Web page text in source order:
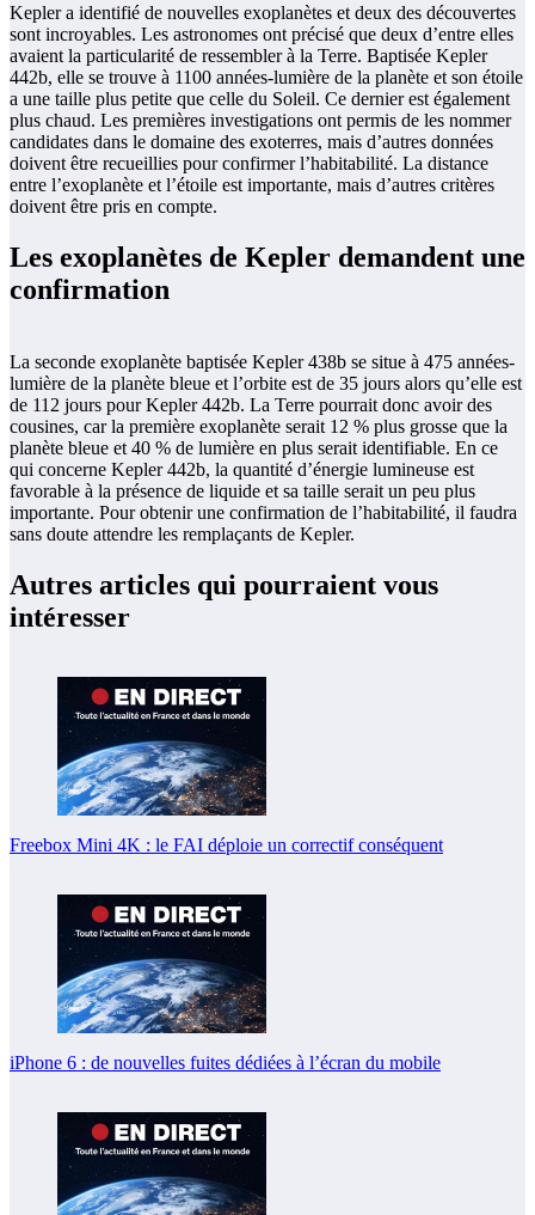
Kepler a identifié de nouvelles exoplanètes et deux des découvertes
sont incroyables. Les astronomes ont précisé que deux d’entre elles
avaient la particularité de ressembler à la Terre. Baptisée Kepler
442b, elle se trouve à 1100 années-lumière de la planète et son étoile
a une taille plus petite que celle du Soleil. Ce dernier est également
plus chaud. Les premières investigations ont permis de les nommer
candidates dans le domaine des exoterres, mais d’autres données
doivent être recueillies pour confirmer l’habitabilité. La distance
entre l’exoplanète et l’étoile est importante, mais d’autres critères
doivent être pris en compte.
Les exoplanètes de Kepler demandent une
confirmation
La seconde exoplanète baptisée Kepler 438b se situe à 475 années-
lumière de la planète bleue et l’orbite est de 35 jours alors qu’elle est
de 112 jours pour Kepler 442b. La Terre pourrait donc avoir des
cousines, car la première exoplanète serait 12 % plus grosse que la
planète bleue et 40 % de lumière en plus serait identifiable. En ce
qui concerne Kepler 442b, la quantité d’énergie lumineuse est
favorable à la présence de liquide et sa taille serait un peu plus
importante. Pour obtenir une confirmation de l’habitabilité, il faudra
sans doute attendre les remplaçants de Kepler.
Autres articles qui pourraient vous
intéresser
Freebox Mini 4K : le FAI déploie un correctif conséquent
iPhone 6 : de nouvelles fuites dédiées à l’écran du mobile